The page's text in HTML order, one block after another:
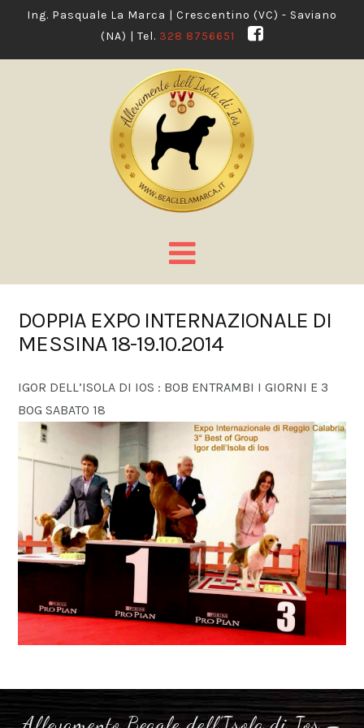
Ing. Pasquale La Marca | Crescentino (VC) - Saviano
(NA) | Tel. 328 8756651
Navigation
DOPPIA EXPO INTERNAZIONALE DI
MESSINA 18-19.10.2014
IGOR DELL’ISOLA DI IOS : BOB ENTRAMBI I GIORNI E 3
BOG SABATO 18